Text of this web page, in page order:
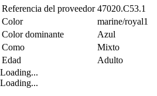
Referencia del proveedor 47020.C53.1
Color
marine/royal1
Color dominante
Azul
Como
Mixto
Edad
Adulto
Loading...
Loading...